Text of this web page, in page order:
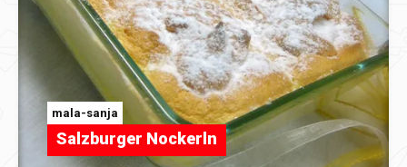
mala-sanja
Salzburger Nockerln